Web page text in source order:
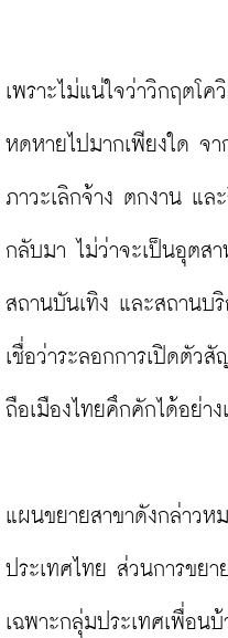
เพราะไม่แน่ใจว่าวิกฤตโ
หดหายไปมากเพียงใด จ
ภาวะเลิกจ้าง ตกงาน แล
กลับมา ไม่ว่าจะเป็นอุตส
สถานบันเทิง และสถานบ
เชื่อว่าระลอกการเปิดตั
ถือเมืองไทยคึกคักได้อย่า
แผนขยายสาขาดังกล่าวห
ประเทศไทย ส่วนการขยา
เฉพาะกลุ่มประเทศเพื่อน